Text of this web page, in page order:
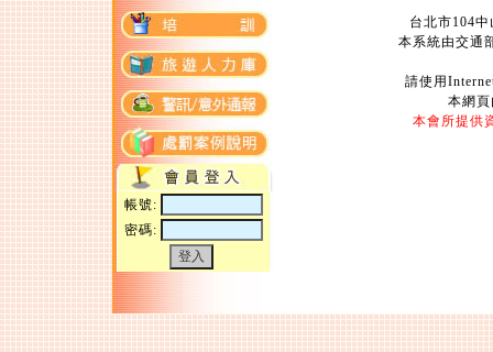
帳號:
密碼:
台北市104
本系統由交通
請使用
本網
本會所提供